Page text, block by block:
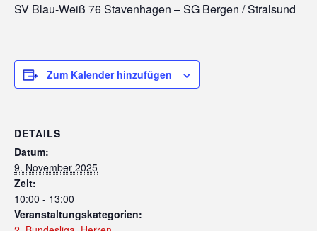
SV Blau-Weiß 76 Stavenhagen – SG Bergen / Stralsund
Zum Kalender hinzufügen
DETAILS
Datum:
9. November 2025
Zeit:
10:00 - 13:00
Veranstaltungskategorien: